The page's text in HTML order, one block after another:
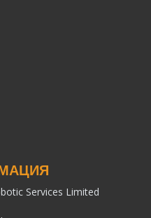
Services Limited